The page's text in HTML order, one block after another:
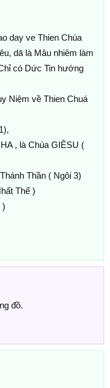
day ve Thien Chúa
dā là Mâu nhiêm làm
có Dức Tin hướng
Niệm về Thien Chuá
, là Chúa GIÊSU (
Thần ( Ngôi 3)
Thể )
)
đồ.